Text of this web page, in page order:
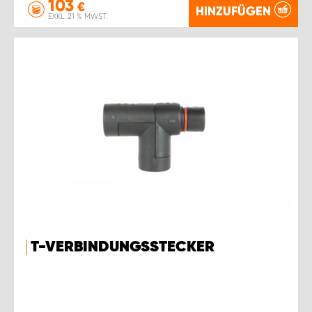
103 €
EXKL. 21 % MWST. HINZUFÜGEN
T-VERBINDUNGSSTECKER